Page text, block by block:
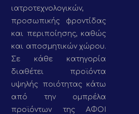
ιατροτεχνολογικών,
προσωπικής φροντίδας
και περιποίησης, καθώς
και αποσμητικών χώρου.
Σε κάθε κατηγορία
διαθέτει προϊόντα
υψηλής ποιότητας κάτω
από την ομπρέλα
προϊόντων της ΑΦΟΙ